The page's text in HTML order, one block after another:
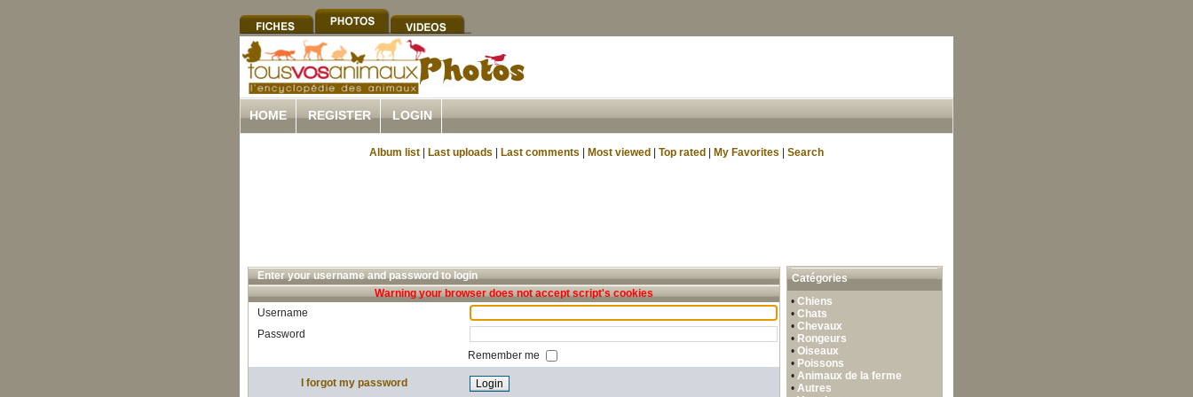
HOME REGISTER LOGIN
Album list Last uploads Last comments Most viewed Top rated My Favorites Search
Enter your username and password to login
Warning your browser does not accept script's cookies
Username
Password
Remember me
I forgot my password
Catégories
•Chiens
•Chats
•Chevaux
• Rongeurs
•Oiseaux
• Poissons
• Animaux de la ferme
• Autres